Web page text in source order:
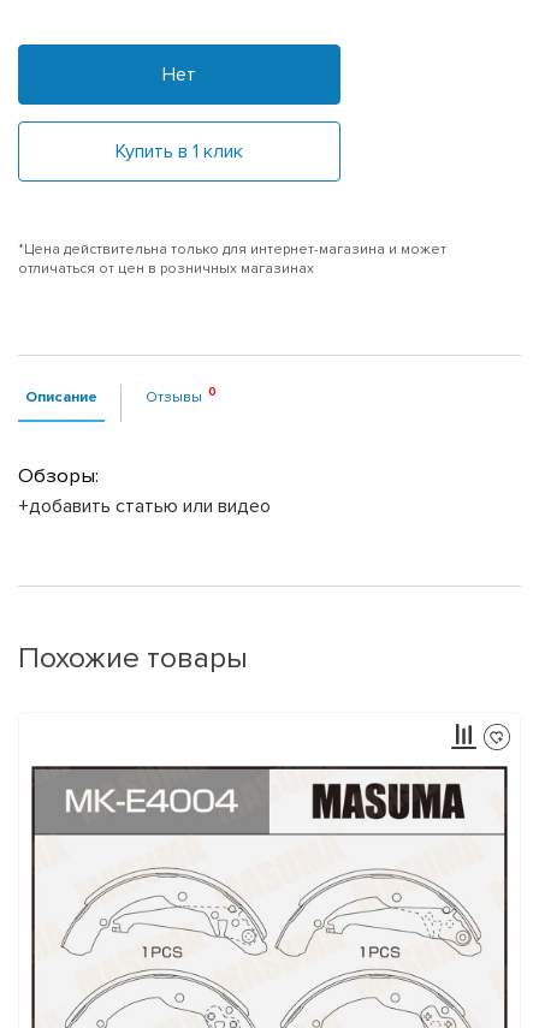
Нет
Купить в 1 клик
*Цена действительна только для интернет-магазина и может
отличаться от цен в розничных магазинах
Описание Отзывы
Обзоры:
+добавить статью или видео
Похожие товары